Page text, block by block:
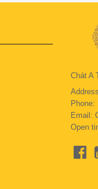
Chát A
Phone:
Email:
Open